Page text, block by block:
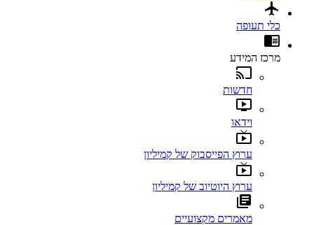
כלי תעופה
מרכז המידע
חדשות
וידאו
ערוץ הפייסבוק של קמיליון
ערוץ היוטיוב של קמיליון
מאמרים מקצועיים